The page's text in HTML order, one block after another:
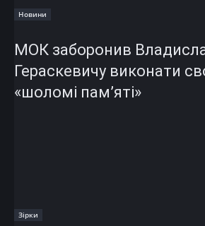
Новини
МОК заборонив
Гераскевичу виконати
«шоломі пам’яті»
Зірки